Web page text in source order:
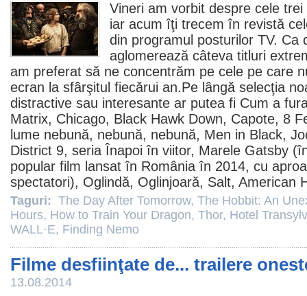
Vineri am vorbit despre cele trei
iar acum îţi trecem în revistă
din programul posturilor TV. Ca
aglomerează câteva titluri
am preferat să ne concentrăm pe cele pe care
ecran la sfârşitul fiecărui an.Pe lângă selecţia
distractive sau interesante ar putea fi Cum a
Matrix, Chicago, Black Hawk Down, Capote, 8
lume nebună, nebună, nebună, Men in Black,
District 9, seria Înapoi în viitor, Marele Gatsby
popular film lansat în România în 2014, cu
spectatori), Oglindă, Oglinjoară, Salt, American
Taguri: The Day After Tomorrow, The Hobbit: An
Hours, How to Train Your Dragon, Thor, Hotel
WALL·E, Finding Nemo
Filme desfiinţate de... trailere
13.08.2014